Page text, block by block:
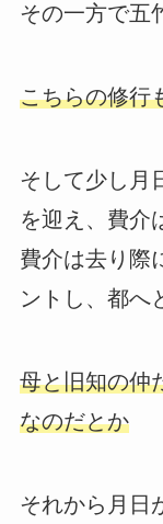
その一方で五
こちらの修行
そして少し月
を迎え、費介
費介は去り際
ントし、都へ
母と旧知の仲
なのだとか
それから月日